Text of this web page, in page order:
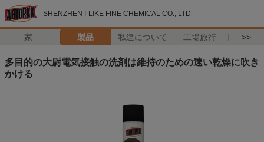
SHENZHEN I-LIKE FINE CHEMICAL CO., LTD
家 製品 私達について 工場旅行 >>
多目的の大尉電気接触の洗剤は維持のための速い乾燥に吹き
かける